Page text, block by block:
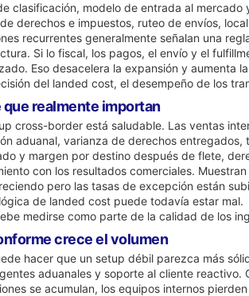
clasificación, modelo de entrada al
derechos e impuestos, ruteo de envíos,
recurrentes generalmente señalan una
Si lo fiscal, los pagos, el envío y el
Eso desacelera la expansión y aumenta
del landed cost, el desempeño de los
realmente importan
cross-border está saludable. Las ventas
aduanal, varianza de derechos
y margen por destino después de flete,
con los resultados comerciales.
pero las tasas de excepción están
de landed cost puede todavía estar mal.
medirse como parte de la calidad de los
crece el volumen
hacer que un setup débil parezca más
aduanales y soporte al cliente
se acumulan, los equipos internos